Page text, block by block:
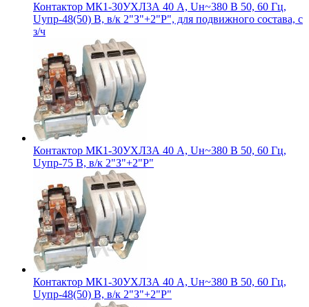
Контактор МК1-30УХЛ3А 40 А, Uн~380 В 50, 60 Гц,
Uупр-48(50) В, в/к 2"З"+2"Р", для подвижного состава, с
з/ч
Контактор МК1-30УХЛ3А 40 А, Uн~380 В 50, 60 Гц,
Uупр-75 В, в/к 2"З"+2"Р"
Контактор МК1-30УХЛ3А 40 А, Uн~380 В 50, 60 Гц,
Uупр-48(50) В, в/к 2"З"+2"Р"